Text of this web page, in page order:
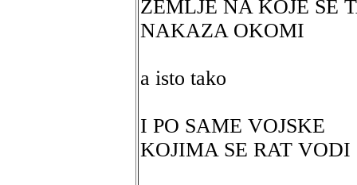
ZEMLJE NA KOJE SE
NAKAZA OKOMI
a isto tako
I PO SAME VOJSKE
KOJIMA SE RAT VODI